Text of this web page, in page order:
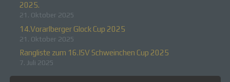
2025.
21. Oktober 2025
14.Vorarlberger Glock Cup 2025
21. Oktober 2025
Rangliste zum 16.ISV Schweinchen Cup 2025
7. Juli 2025